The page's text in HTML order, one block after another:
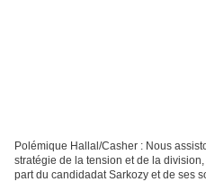
Polémique Hallal/Casher : Nous
stratégie de la tension et de la
part du candidadat Sarkozy et de ses